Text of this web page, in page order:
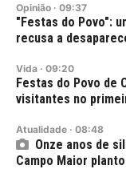
Opinião · 09:37
"Festas do Povo":
recusa a
Vida · 09:20
Festas do Povo de
visitantes no
Atualidade · 08:48
Onze anos de
Campo Maior